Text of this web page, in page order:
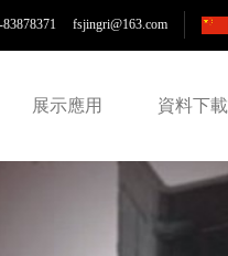
83878371 fsjingri@163.com
展示應用 資料下載